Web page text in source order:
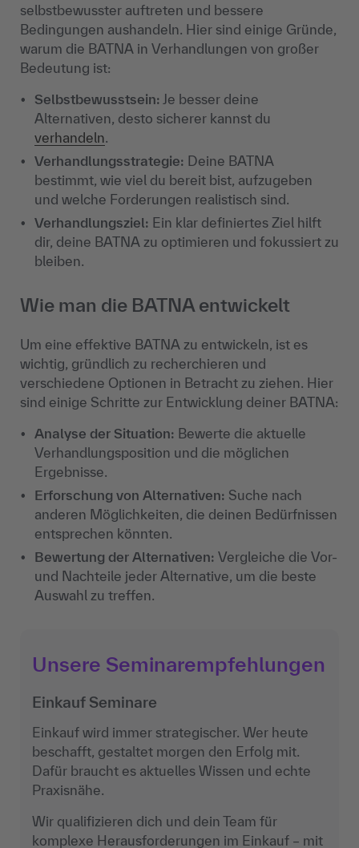
selbstbewusster auftreten und bessere
Bedingungen aushandeln. Hier sind einige Gründe,
warum die BATNA in Verhandlungen von großer
Bedeutung ist:
Selbstbewusstsein: Je besser deine
Alternativen, desto sicherer kannst du
verhandeln.
Verhandlungsstrategie: Deine BATNA
bestimmt, wie viel du bereit bist, aufzugeben
und welche Forderungen realistisch sind.
Verhandlungsziel: Ein klar definiertes Ziel hilft
dir, deine BATNA zu optimieren und fokussiert zu
bleiben.
Wie man die BATNA entwickelt
Um eine effektive BATNA zu entwickeln, ist es
wichtig, gründlich zu recherchieren und
verschiedene Optionen in Betracht zu ziehen. Hier
sind einige Schritte zur Entwicklung deiner BATNA:
Analyse der Situation: Bewerte die aktuelle
Verhandlungsposition und die möglichen
Ergebnisse.
Erforschung von Alternativen: Suche nach
anderen Möglichkeiten, die deinen Bedürfnissen
entsprechen könnten.
Bewertung der Alternativen: Vergleiche die Vor-
und Nachteile jeder Alternative, um die beste
Auswahl zu treffen.
Unsere Seminarempfehlungen
Einkauf Seminare
Einkauf wird immer strategischer. Wer heute
beschafft, gestaltet morgen den Erfolg mit.
Dafür braucht es aktuelles Wissen und echte
Praxisnähe.
Wir qualifizieren dich und dein Team für
komplexe Herausforderungen im Einkauf – mit